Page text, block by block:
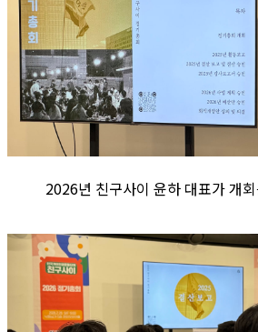
2026년 친구사이 윤하 대표가 개